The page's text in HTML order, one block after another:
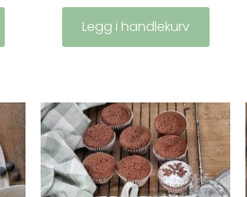
Legg i handlekurv